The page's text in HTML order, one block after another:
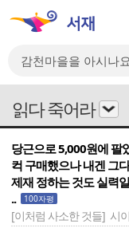
읽다 죽어라
당근으로 5,000원에 팔
컥 구매했으나 내겐 그
제재 정하는 것도 실력
..
100자평
[이처럼 사소한 것들] 시